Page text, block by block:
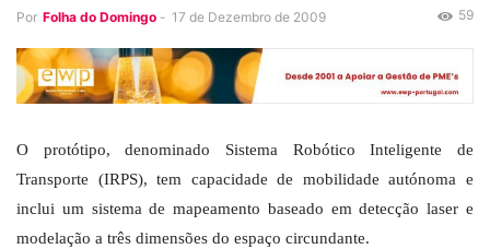
Por Folha do Domingo - 17 de Dezembro de 2009 59
O protótipo, denominado Sistema Robótico Inteligente de
Transporte (IRPS), tem capacidade de mobilidade autónoma e
inclui um sistema de mapeamento baseado em detecção laser e
modelação a três dimensões do espaço circundante.